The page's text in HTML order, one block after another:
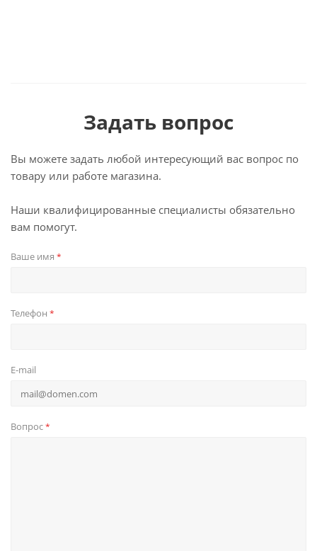
Задать вопрос
Вы можете задать любой интересующий вас вопрос по
товару или работе магазина.
Наши квалифицированные специалисты обязательно
вам помогут.
Ваше имя *
Телефон *
E-mail
Вопрос*